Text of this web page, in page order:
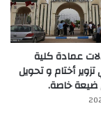
عمادة كلية
أختام و تحويل
ضيعة خاصة.